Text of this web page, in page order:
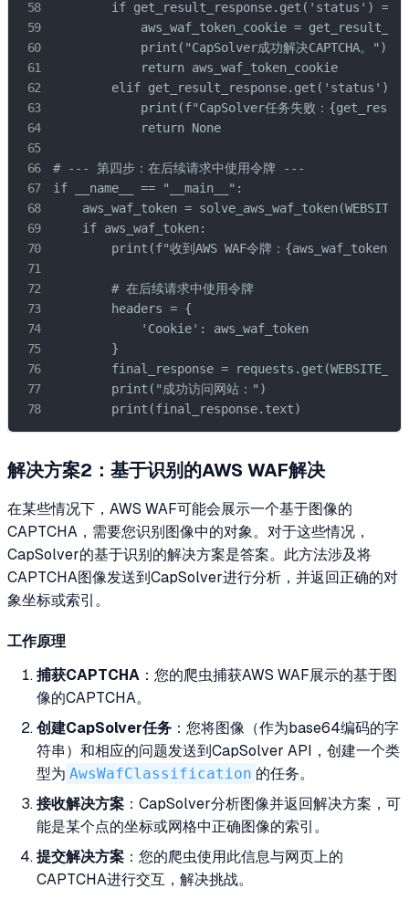
if get_result_response.get('status') ==
aws_waf_token_cookie =
            print("CapSolver成功解决CAPTCHA。")
            return aws_waf_token_cookie
elif get_result_response.get('status')
print(f"CapSolver任务失败：
            return None
# --- 第四步：在后续请求中使用令牌 ---
if __name__ == "__main__":
aws_waf_token =
    if aws_waf_token:
        print(f"收到AWS WAF令牌：{aws_waf_token}")
        # 在后续请求中使用令牌
        headers = {
            'Cookie': aws_waf_token
        }
final_response =
        print("成功访问网站：")
        print(final_response.text)
解决方案2：基于识别的AWS WAF解决
在某些情况下，AWS WAF可能会展示一个基于图像的
CAPTCHA，需要您识别图像中的对象。对于这些情况，
CapSolver的基于识别的解决方案是答案。此方法涉及将
CAPTCHA图像发送到CapSolver进行分析，并返回正确的对
象坐标或索引。
工作原理
捕获CAPTCHA ：您的爬虫捕获AWS WAF展示的基于图
像的CAPTCHA。
创建CapSolver任务 ：您将图像（作为base64编码的字
符串）和相应的问题发送到CapSolver API，创建一个类
型为 AwsWafClassification 的任务。
接收解决方案 ：CapSolver分析图像并返回解决方案，可
能是某个点的坐标或网格中正确图像的索引。
提交解决方案 ：您的爬虫使用此信息与网页上的
CAPTCHA进行交互，解决挑战。